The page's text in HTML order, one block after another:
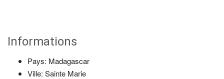
Informations
Pays: Madagascar
Ville: Sainte Marie